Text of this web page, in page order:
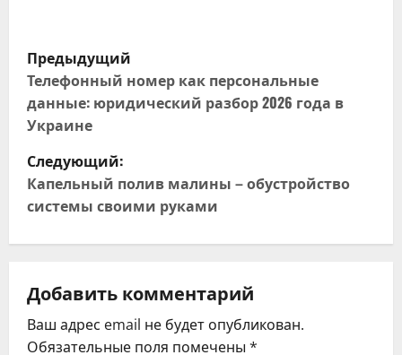
Н
а
в
и
г
а
и
Предыдущий
Телефонный номер как персональные
данные: юридический разбор 2026 года в
Украине
Следующий:
Капельный полив малины – обустройство
системы своими руками
Добавить комментарий
Ваш адрес email не будет опубликован.
Обязательные поля помечены *